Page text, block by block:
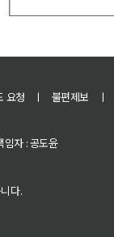
요청 ㅣ 불편제보 ㅣ
임자 : 공도윤
다.